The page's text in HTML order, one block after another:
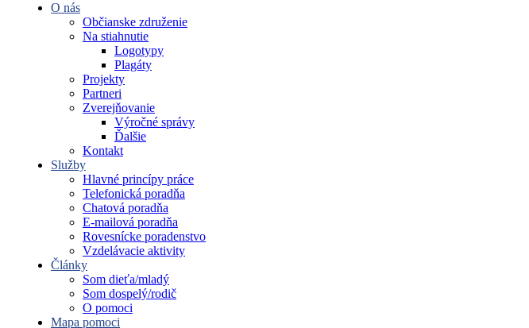
O nás
Občianske združenie
Na stiahnutie
Logotypy
Plagáty
Projekty
Partneri
Zverejňovanie
Výročné správy
Ďalšie
Kontakt
Služby
Hlavné princípy práce
Telefonická poradňa
Chatová poradňa
E-mailová poradňa
Rovesnícke poradenstvo
Vzdelávacie aktivity
Články
Som dieťa/mladý
Som dospelý/rodič
O pomoci
Mapa pomoci